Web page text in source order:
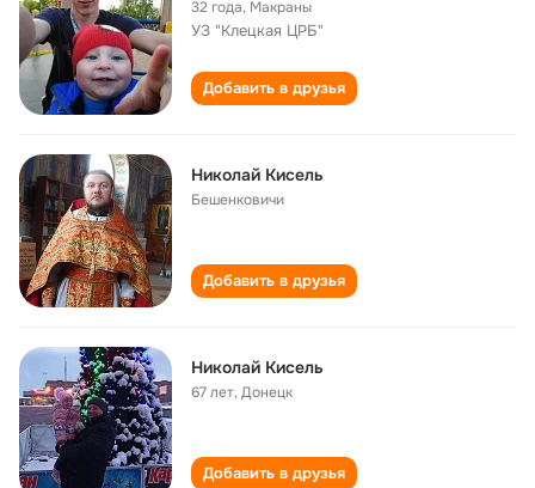
32 года, Макраны
УЗ "Клецкая ЦРБ"
Добавить в друзья
Николай Кисель
Бешенковичи
Добавить в друзья
Николай Кисель
67 лет,Донецк
Добавить в друзья